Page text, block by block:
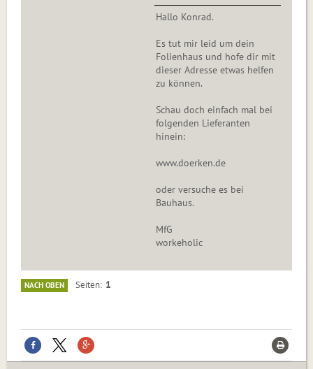
Hallo Konrad.
Es tut mir leid um dein
Folienhaus und hofe dir mit
dieser Adresse etwas helfen
zu können.
Schau doch einfach mal bei
folgenden Lieferanten
hinein:
www.doerken.de
oder versuche es bei
Bauhaus.
MfG
workeholic
NACH OBEN Seiten 1